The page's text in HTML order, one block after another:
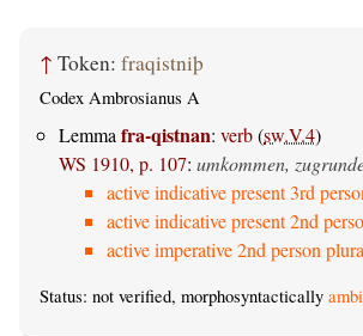
↑ Token: fraqistniþ
Codex Ambrosianus A
Lemma fra-qistnan: verb(sw.V.4)
WS 1910, p. 107: umkommen,
active indicative present 3rd
active indicative present 2nd
active imperative 2nd person
Status: not verified, morphosyntactically